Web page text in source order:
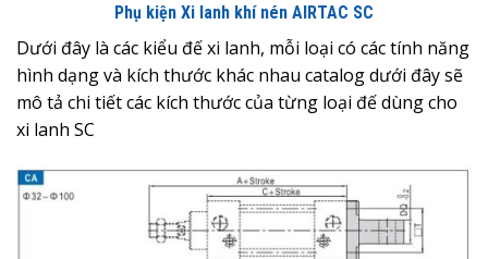
Phụ kiện Xi lanh khí nén AIRTAC SC
Dưới đây là các kiểu đế xi lanh, mỗi loại có các tính năng
hình dạng và kích thước khác nhau catalog dưới đây sẽ
mô tả chi tiết các kích thước của từng loại đế dùng cho
xi lanh SC